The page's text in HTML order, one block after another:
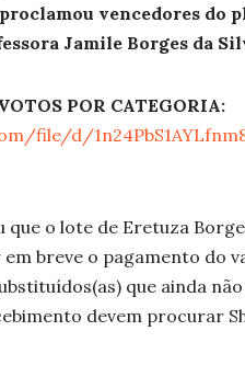
vencedores do
Jamile Borges da
POR CATEGORIA:
file/d/
que o lote de Eretuza
breve o pagamento do
que ainda
devem procurar